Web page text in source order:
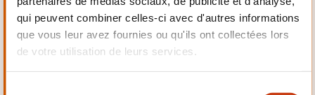
qui peuvent combiner celles-ci avec d'autres informations
que vous leur avez fournies ou qu'ils ont collectées lors
de votre utilisation de leurs services.
Electrotechnique,
Automatismes